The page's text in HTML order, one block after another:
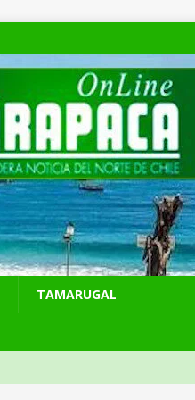
TAMARUGAL